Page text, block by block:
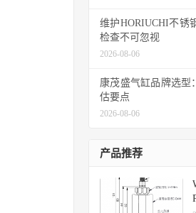
维护HORIUCHI不锈
检查不可忽视
2026-08-06
康茂盛气缸品牌选型
估要点
2026-08-06
产品推荐